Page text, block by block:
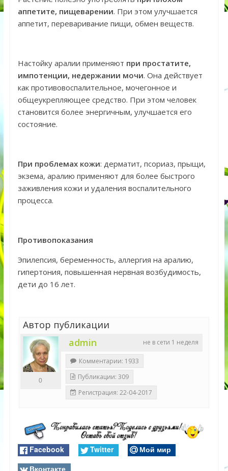
аппетите, пищеварении. При этом улучшается
аппетит, переваривание пищи, обмен веществ.
Настойку аралии применяют при простатите,
импотенции, недержании мочи. Она действует
как противовоспалительное, мочегонное и
общеукрепляющее средство. При этом человек
становится более энергичным, улучшается его
состояние.
При проблемах кожи: дерматит, псориаз, прыщи,
экзема, аралию применяют для более быстрого
заживления кожи и удаления воспалительного
процесса.
Противопоказания
Эпилепсия, беременность, аллергия на аралию,
гипертония, повышенная нервная возбудимость,
дети до 16 лет.
Автор публикации
не в сети 1 неделя
admin
0
Комментарии: 1933
Публикации: 309
Регистрация: 22-04-2017
Facebook Twitter
Мой мир
Вконтакте